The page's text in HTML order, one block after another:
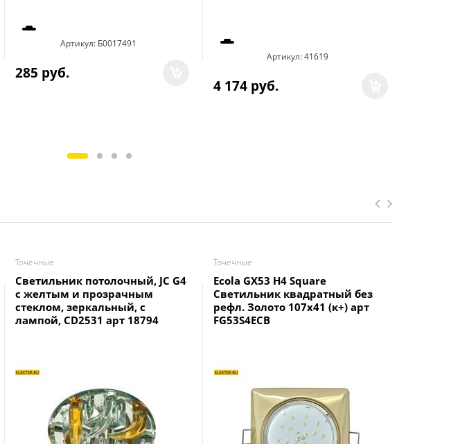
Артикул: Б0017491
285 руб.
Артикул:41619
4 174 руб.
Точечные
Светильник потолочный, JC G4
с желтым и прозрачным
стеклом, зеркальный, с
лампой, CD2531 арт 18794
Точечные
Ecola GX53 H4 Square
Светильник квадратный без
рефл. Золото 107x41 (к+) арт
FG53S4ECB